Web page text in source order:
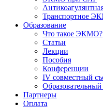
Транспортное
Образование
Что такое ЭКМО?
Статьи
Лекции
Пособия
Конференции
IV совместный
Партнеры
Оплата